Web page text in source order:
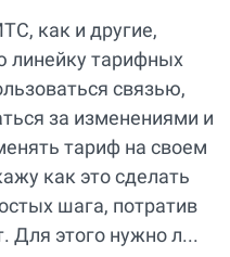
как и другие,
линейку тарифных
связью,
за изменениями и
тариф на своем
как это сделать
шага, потратив
Для этого нужно л...